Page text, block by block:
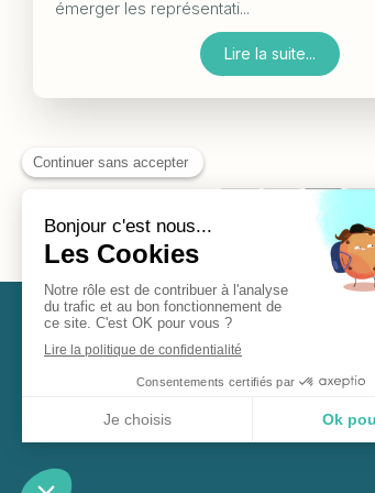
émerger les représentati...
Lire la suite...
2
Plan du site